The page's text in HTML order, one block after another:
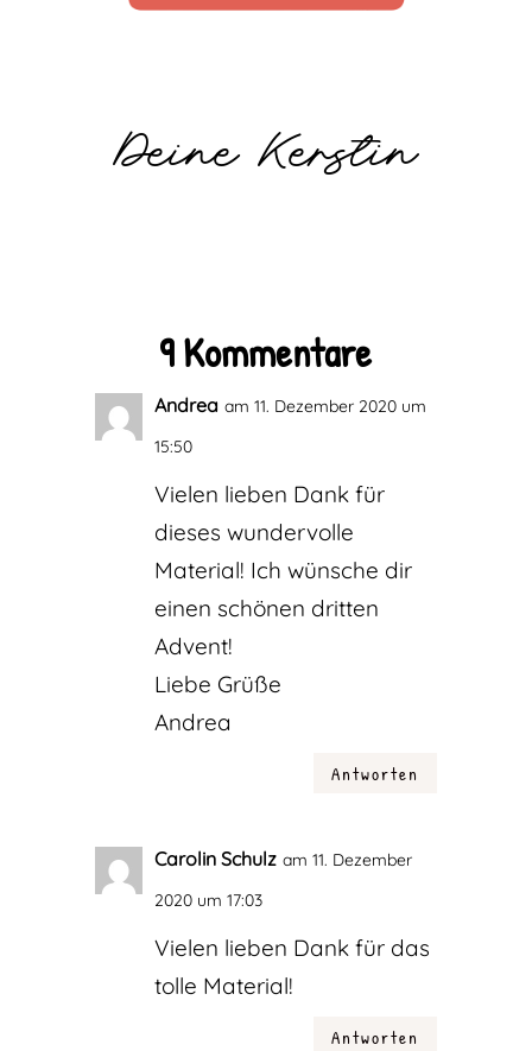
Deine Kerstin
9 Kommentare
Andrea am 11. Dezember 2020 um
15:50
Vielen lieben Dank für
dieses wundervolle
Material! Ich wünsche dir
einen schönen dritten
Advent!
Liebe Grüße
Andrea
Antworten
Carolin Schulz am 11. Dezember
2020 um 17:03
Vielen lieben Dank für das
tolle Material!
Antworten